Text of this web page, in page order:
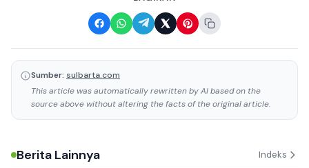
Sumber: sulbarta.com
This article was automatically rewritten by AI based on the
source above without altering the facts of the original article.
Berita Lainnya Indeks